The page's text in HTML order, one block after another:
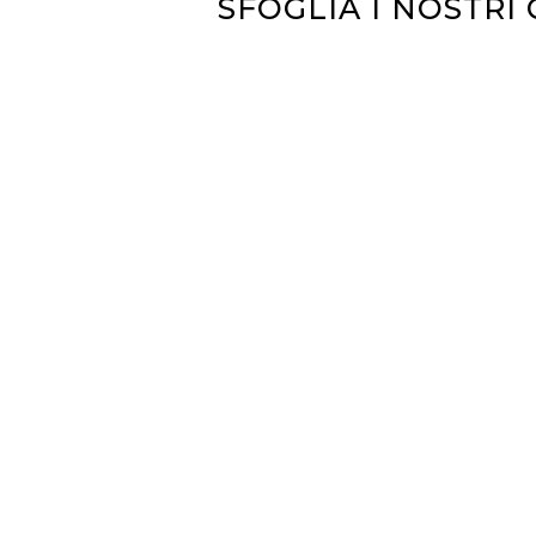
SFOGLIA I NOSTRI